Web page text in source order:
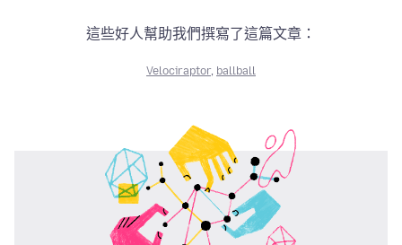
這些好人幫助我們撰寫了這篇文章：
Velociraptor, ballball